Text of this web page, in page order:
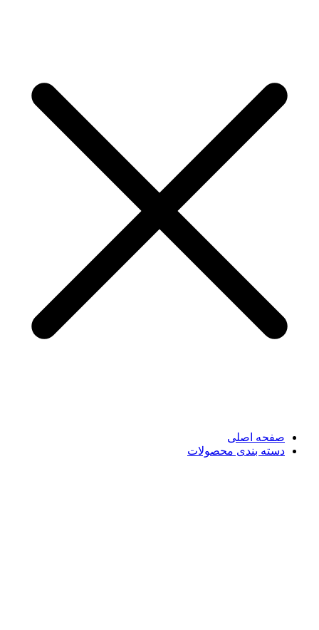
صفحه اصلی
دسته بندی محصولات